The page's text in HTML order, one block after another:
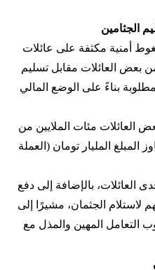
الجثامين
أمنية مكثفة على عائلات
بعض العائلات مقابل تسليم
بناءً على الوضع المالي
العائلات مئات الملايين من
المبلغ المليار تومان (العملة
بالإضافة إلى دفع
لاستلام الجثمان، مشيرًا إلى
التعامل المهين والمذل مع